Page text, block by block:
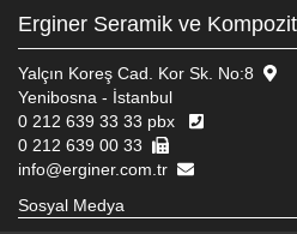
Erginer Seramik ve
Yalçın Koreş Cad. Kor Sk. No:8
Yenibosna - İstanbul
0 212 639 33 33 pbx
0 212 639 00 33
info@erginer.com.tr
Sosyal Medya